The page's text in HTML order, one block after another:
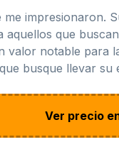
impresionaron.
que
notable para
busque llevar su
Ver precio